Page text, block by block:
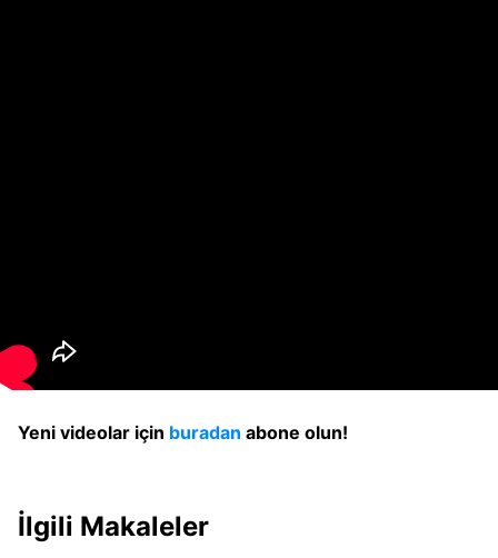
Yeni videolar için buradan abone olun!
İlgili Makaleler